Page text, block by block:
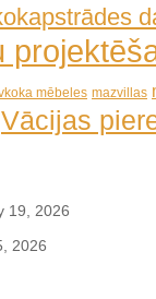
mēbeles mazvillas
Vācijas
19, 2026
2026